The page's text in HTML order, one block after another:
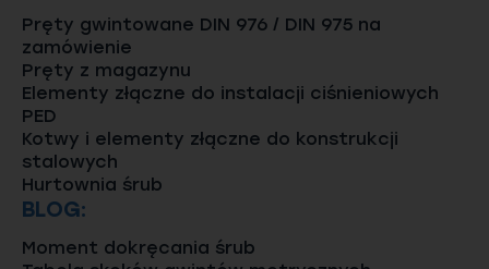
Pręty gwintowane DIN 976 / DIN 975 na
zamówienie
Pręty z magazynu
Elementy złączne do instalacji ciśnieniowych
PED
Kotwy i elementy złączne do konstrukcji
stalowych
Hurtownia śrub
BLOG:
Moment dokręcania śrub